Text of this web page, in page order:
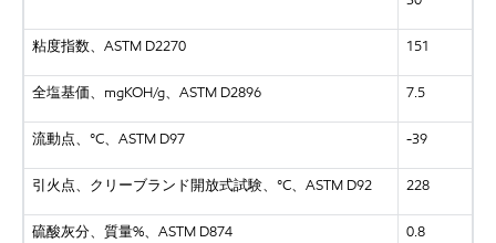
粘度指数、 ASTM D2270 151
全塩基価、 mgKOH/g、ASTM D2896 7.5
流動点、 °C、ASTM D97 -39
引火点、クリーブランド開放式試験、 °C、ASTM D92 228
硫酸灰分、質量%、ASTM D874 0.8